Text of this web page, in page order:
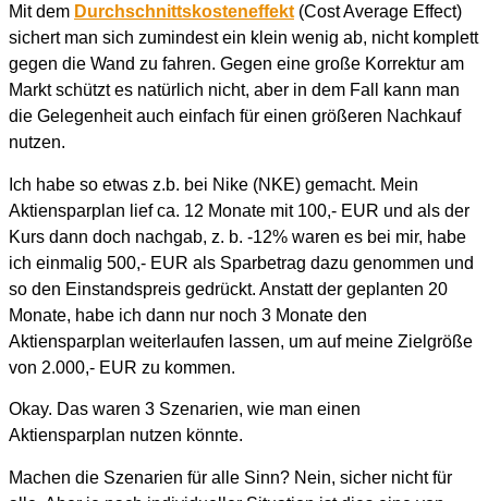
Mit dem Durchschnittskosteneffekt (Cost Average Effect)
sichert man sich zumindest ein klein wenig ab, nicht komplett
gegen die Wand zu fahren. Gegen eine große Korrektur am
Markt schützt es natürlich nicht, aber in dem Fall kann man
die Gelegenheit auch einfach für einen größeren Nachkauf
nutzen.
Ich habe so etwas z.b. bei Nike (NKE) gemacht. Mein
Aktiensparplan lief ca. 12 Monate mit 100,- EUR und als der
Kurs dann doch nachgab, z. b. -12% waren es bei mir, habe
ich einmalig 500,- EUR als Sparbetrag dazu genommen und
so den Einstandspreis gedrückt. Anstatt der geplanten 20
Monate, habe ich dann nur noch 3 Monate den
Aktiensparplan weiterlaufen lassen, um auf meine Zielgröße
von 2.000,- EUR zu kommen.
Okay. Das waren 3 Szenarien, wie man einen
Aktiensparplan nutzen könnte.
Machen die Szenarien für alle Sinn? Nein, sicher nicht für